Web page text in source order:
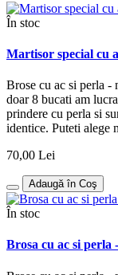
În stoc
Martisor special cu
Brose cu ac si perla -
doar 8 bucati am
prindere cu perla si
identice. Puteti alege
70,00 Lei
Adaugă în Coş
În stoc
Brosa cu ac si perla